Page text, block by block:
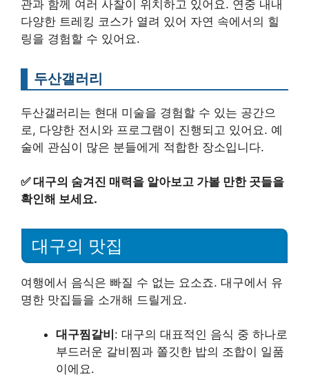
관과 함께 여러 사찰이 위치하고 있어요. 연중 내내
다양한 트레킹 코스가 열려 있어 자연 속에서의 힐
링을 경험할 수 있어요.
두산갤러리
두산갤러리는 현대 미술을 경험할 수 있는 공간으
로, 다양한 전시와 프로그램이 진행되고 있어요. 예
술에 관심이 많은 분들에게 적합한 장소입니다.
✅대구의 숨겨진 매력을 알아보고 가볼 만한 곳들을
확인해 보세요.
대구의 맛집
여행에서 음식은 빠질 수 없는 요소죠. 대구에서 유
명한 맛집들을 소개해 드릴게요.
대구찜갈비 : 대구의 대표적인 음식 중 하나로
부드러운 갈비찜과 쫄깃한 밥의 조합이 일품
이에요.